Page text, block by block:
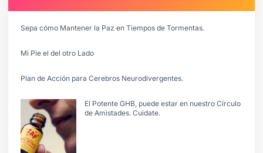
Sepa cómo Mantener la Paz en Tiempos de Tormentas.
Mi Pie el del otro Lado
Plan de Acción para Cerebros Neurodivergentes.
El Potente GHB, puede estar en nuestro Círculo
de Amistades. Cuidate.